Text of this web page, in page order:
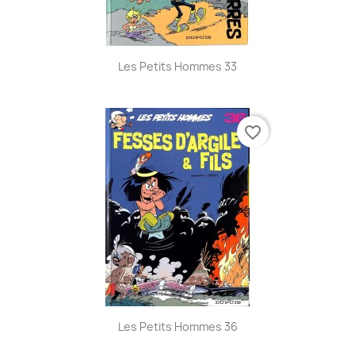
Les Petits Hommes 33
Les Petits Hommes 36
favorite_border